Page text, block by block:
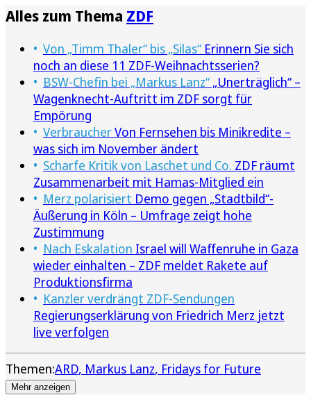
Alles zum Thema ZDF
Von „Timm Thaler“ bis „Silas“ Erinnern Sie sich
noch an diese 11 ZDF-Weihnachtsserien?
BSW-Chefin bei „Markus Lanz“ „Unerträglich“ –
Wagenknecht-Auftritt im ZDF sorgt für
Empörung
VerbraucherVon Fernsehen bis Minikredite –
was sich im November ändert
Scharfe Kritik von Laschet und Co. ZDF räumt
Zusammenarbeit mit Hamas-Mitglied ein
Merz polarisiert Demo gegen „Stadtbild“-
Äußerung in Köln – Umfrage zeigt hohe
Zustimmung
Nach Eskalation Israel will Waffenruhe in Gaza
wieder einhalten – ZDF meldet Rakete auf
Produktionsfirma
Kanzler verdrängt ZDF-Sendungen
Regierungserklärung von Friedrich Merz jetzt
live verfolgen
Themen:ARD Markus Lanz Fridays for Future
Mehr anzeigen